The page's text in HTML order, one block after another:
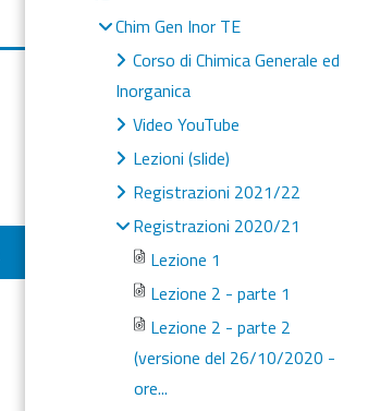
Chim Gen Inor TE
Corso di Chimica Generale ed
Inorganica
Video YouTube
Lezioni (slide)
Registrazioni 2021/22
Registrazioni 2020/21
Lezione 1
Lezione 2 - parte 1
Lezione 2 - parte 2
(versione del 26/10/2020 -
ore...